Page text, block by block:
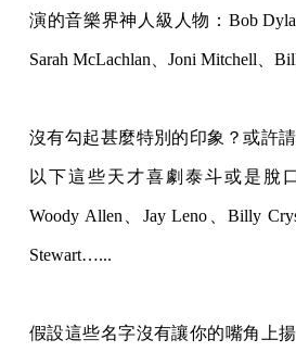
演的音樂界神人級人物：Bob Dylan
Sarah McLachlan、Joni Mitchell、
沒有勾起甚麼特別的印象？或許
以下這些天才喜劇泰斗或是脫
Woody Allen、Jay Leno、Billy
Stewart…...
假設這些名字沒有讓你的嘴角上